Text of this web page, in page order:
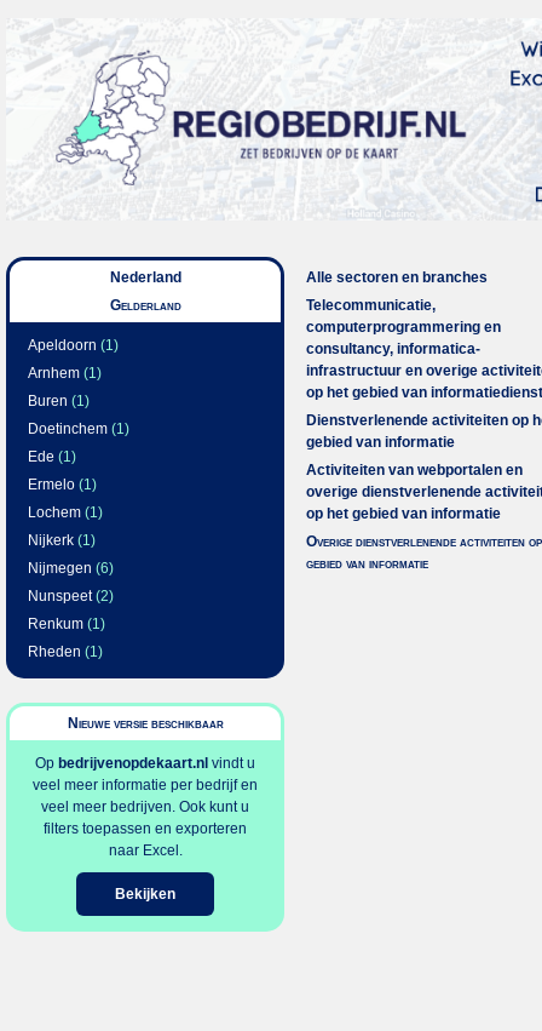
Nederland
Gelderland
Apeldoorn (1)
Arnhem (1)
Buren (1)
Doetinchem (1)
Ede (1)
Ermelo (1)
Lochem (1)
Nijkerk (1)
Nijmegen (6)
Nunspeet(2)
Renkum (1)
Rheden (1)
Nieuwe versie beschikbaar
Op bedrijvenopdekaart.nl vindt u
veel meer informatie per bedrijf en
veel meer bedrijven. Ook kunt u
filters toepassen en exporteren
naar Excel.
Bekijken
Alle sectoren en branches
Telecommunicatie,
computerprogrammering en
consultancy, informatica-
infrastructuur en overige
op het gebied van
Dienstverlenende activiteiten op
gebied van informatie
Activiteiten van webportalen en
overige dienstverlenende
op het gebied van informatie
Overige dienstverlenende activiteiten
gebied van informatie